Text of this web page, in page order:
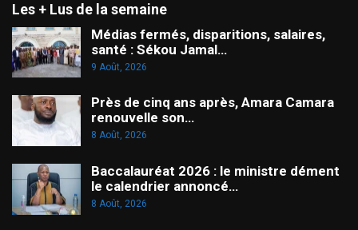
Les + Lus de la semaine
Médias fermés, disparitions, salaires,
santé : Sékou Jamal…
9 Août, 2026
Près de cinq ans après, Amara Camara
renouvelle son…
8 Août, 2026
Baccalauréat 2026 : le ministre dément
le calendrier annoncé…
8 Août, 2026